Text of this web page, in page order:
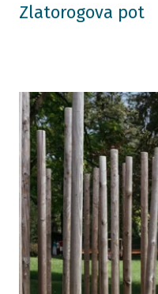
Zlatorogova pot